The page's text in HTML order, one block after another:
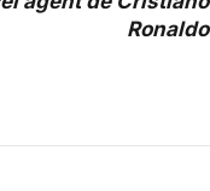
Ronaldo